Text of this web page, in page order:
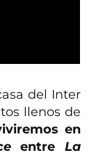
del Inter
llenos de
en
entre La